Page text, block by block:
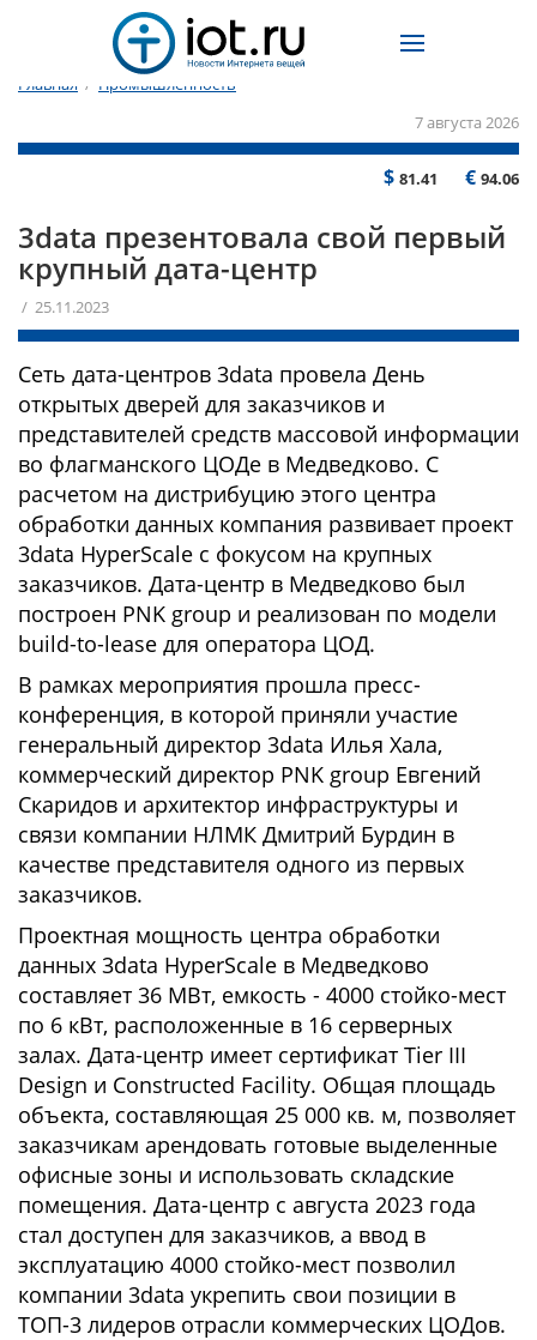
Главная / Промышленность
7 августа 2026
$ 81.41 € 94.06
3data презентовала свой первый
крупный дата-центр
/ 25.11.2023
Сеть дата-центров 3data провела День
открытых дверей для заказчиков и
представителей средств массовой информации
во флагманского ЦОДе в Медведково. С
расчетом на дистрибуцию этого центра
обработки данных компания развивает проект
3data HyperScale с фокусом на крупных
заказчиков. Дата-центр в Медведково был
построен PNK group и реализован по модели
build-to-lease для оператора ЦОД.
В рамках мероприятия прошла пресс-
конференция, в которой приняли участие
генеральный директор 3data Илья Хала,
коммерческий директор PNK group Евгений
Скаридов и архитектор инфраструктуры и
связи компании НЛМК Дмитрий Бурдин в
качестве представителя одного из первых
заказчиков.
Проектная мощность центра обработки
данных 3data HyperScale в Медведково
составляет 36 МВт, емкость - 4000 стойко-мест
по 6 кВт, расположенные в 16 серверных
залах. Дата-центр имеет сертификат Tier III
Design и Constructed Facility. Общая площадь
объекта, составляющая 25 000 кв. м, позволяет
заказчикам арендовать готовые выделенные
офисные зоны и использовать складские
помещения. Дата-центр с августа 2023 года
стал доступен для заказчиков, а ввод в
эксплуатацию 4000 стойко-мест позволил
компании 3data укрепить свои позиции в
ТОП-3 лидеров отрасли коммерческих ЦОДов.